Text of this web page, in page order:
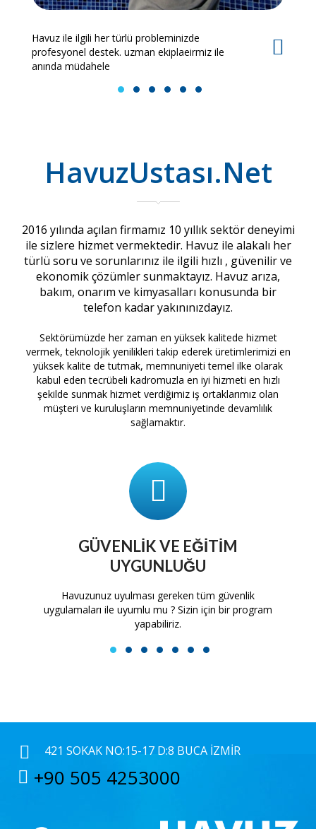
Havuz ile ilgili her türlü probleminizde
profesyonel destek. uzman ekiplaeirmiz ile
anında müdahele
1 2 3 4 5 6
HavuzUstası.Net
2016 yılında açılan firmamız 10 yıllık sektör deneyimi
ile sizlere hizmet vermektedir. Havuz ile alakalı her
türlü soru ve sorunlarınız ile ilgili hızlı , güvenilir ve
ekonomik çözümler sunmaktayız. Havuz arıza,
bakım, onarım ve kimyasalları konusunda bir
telefon kadar yakınınızdayız.
Sektörümüzde her zaman en yüksek kalitede hizmet
vermek, teknolojik yenilikleri takip ederek üretimlerimizi en
yüksek kalite de tutmak, memnuniyeti temel ilke olarak
kabul eden tecrübeli kadromuzla en iyi hizmeti en hızlı
şekilde sunmak hizmet verdiğimiz iş ortaklarımız olan
müşteri ve kuruluşların memnuniyetinde devamlılık
sağlamaktır.
GÜVENLIK VE EĞITIM
UYGUNLUĞU
Havuzunuz uyulması gereken tüm güvenlik
uygulamaları ile uyumlu mu ? Sizin için bir program
yapabiliriz.
1 2 3 4 5 6 7
421 SOKAK NO:15-17 D:8 BUCA İZMIR
+90 505 4253000